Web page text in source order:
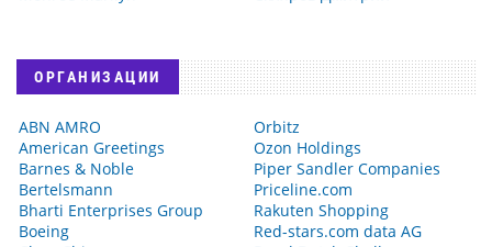
ОРГАНИЗАЦИИ
ABN AMRO
American Greetings
Barnes & Noble
Bertelsmann
Bharti Enterprises Group
Boeing
Orbitz
Ozon Holdings
Piper Sandler Companies
Priceline.com
Rakuten Shopping
Red-stars.com data AG